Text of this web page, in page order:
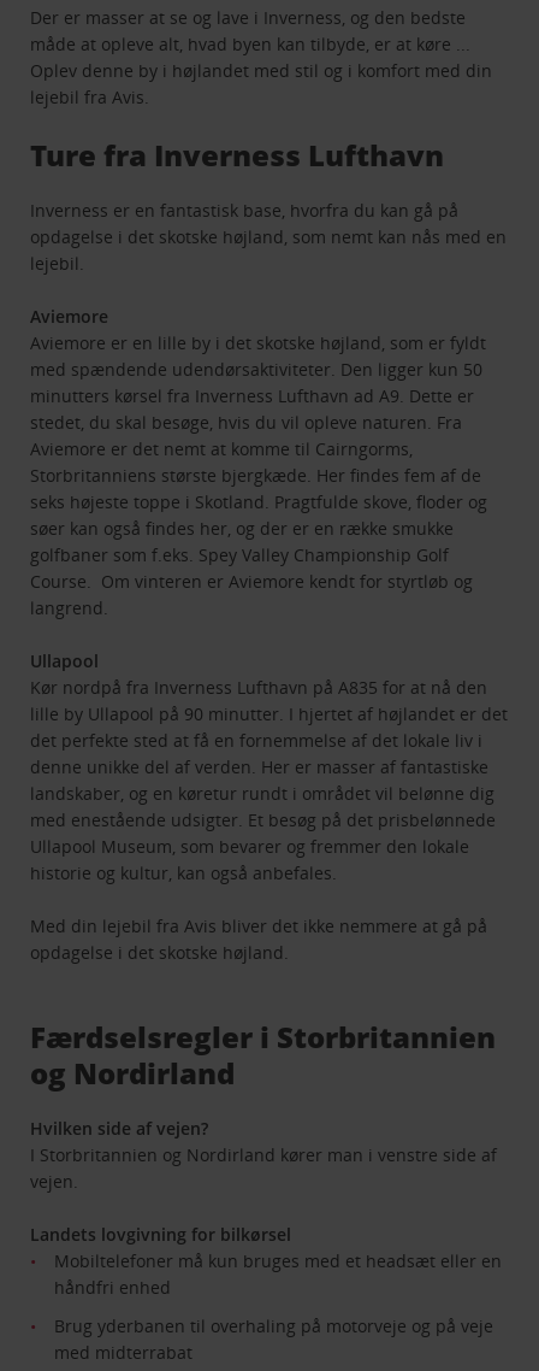
Der er masser at se og lave i Inverness, og den bedste
måde at opleve alt, hvad byen kan tilbyde, er at køre ...
Oplev denne by i højlandet med stil og i komfort med din
lejebil fra Avis.
Ture fra Inverness Lufthavn
Inverness er en fantastisk base, hvorfra du kan gå på
opdagelse i det skotske højland, som nemt kan nås med en
lejebil.
Aviemore
Aviemore er en lille by i det skotske højland, som er fyldt
med spændende udendørsaktiviteter. Den ligger kun 50
minutters kørsel fra Inverness Lufthavn ad A9. Dette er
stedet, du skal besøge, hvis du vil opleve naturen. Fra
Aviemore er det nemt at komme til Cairngorms,
Storbritanniens største bjergkæde. Her findes fem af de
seks højeste toppe i Skotland. Pragtfulde skove, floder og
søer kan også findes her, og der er en række smukke
golfbaner som f.eks. Spey Valley Championship Golf
Course. Om vinteren er Aviemore kendt for styrtløb og
langrend.
Ullapool
Kør nordpå fra Inverness Lufthavn på A835 for at nå den
lille by Ullapool på 90 minutter. I hjertet af højlandet er det
det perfekte sted at få en fornemmelse af det lokale liv i
denne unikke del af verden. Her er masser af fantastiske
landskaber, og en køretur rundt i området vil belønne dig
med enestående udsigter. Et besøg på det prisbelønnede
Ullapool Museum, som bevarer og fremmer den lokale
historie og kultur, kan også anbefales.
Med din lejebil fra Avis bliver det ikke nemmere at gå på
opdagelse i det skotske højland.
Færdselsregler i Storbritannien
og Nordirland
Hvilken side af vejen?
I Storbritannien og Nordirland kører man i venstre side af
vejen.
Landets lovgivning for bilkørsel
Mobiltelefoner må kun bruges med et headsæt eller en
håndfri enhed
Brug yderbanen til overhaling på motorveje og på veje
med midterrabat